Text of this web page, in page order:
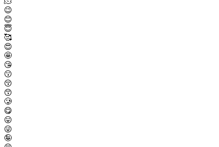
😉
😊
😇
🥰
😍
🤩
😘
😗
😚
😙
🥲
😋
😛
😜
🤪